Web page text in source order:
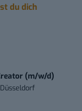
du dich
(m/w/d)
Düsseldorf